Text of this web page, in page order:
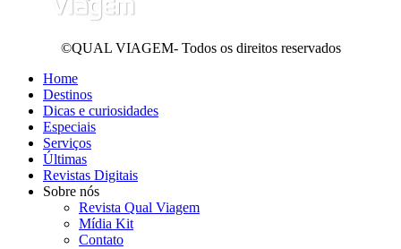
©QUAL VIAGEM- Todos os direitos reservados
Home
Destinos
Dicas e curiosidades
Especiais
Serviços
Últimas
Revistas Digitais
Sobre nós
Revista Qual Viagem
Mídia Kit
Contato